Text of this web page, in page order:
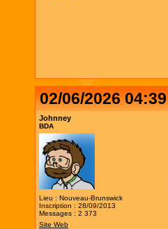
02/06/2026
Johnney
BDA
Lieu : Nouveau-Brunswick
Inscription : 28/09/2013
Messages : 2 373
Site Web